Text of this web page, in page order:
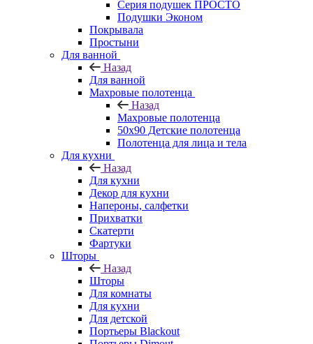
Серия подушек ПРОСТО
Подушки Эконом
Покрывала
Простыни
Для ванной
Назад
Для ванной
Махровые полотенца
Назад
Махровые полотенца
50х90 Детские полотенца
Полотенца для лица и тела
Для кухни
Назад
Для кухни
Декор для кухни
Напероны, салфетки
Прихватки
Скатерти
Фартуки
Шторы
Назад
Шторы
Для комнаты
Для кухни
Для детской
Портьеры Blackout